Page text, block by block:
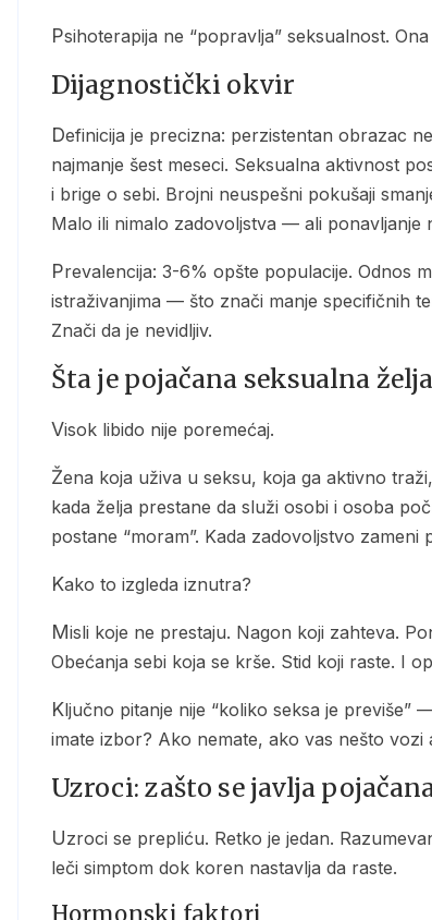
Psihoterapija ne “popravlja” seksualnost.
Dijagnostički okvir
Definicija je precizna: perzistentan obrazac neuspeha u kontroli intenzivnih seksualnih impulsa koji traje
najmanje šest meseci. Seksualna aktivnost
i brige o sebi. Brojni neuspešni pokušaji
Malo ili nimalo zadovoljstva — ali ponavljanje
Prevalencija: 3-6% opšte populacije. Odnos muškaraca i žena približno 4:1. Žene su podzastupljene u
istraživanjima — što znači manje specifičnih
Znači da je nevidljiv.
Šta je pojačana seksualna
Visok libido nije poremećaj.
Žena koja uživa u seksu, koja ga aktivno traži, koja ima bogate fantazije — to je zdravlje. Problem nastaje
kada želja prestane da služi osobi i osoba
postane “moram”. Kada zadovoljstvo zameni
Kako to izgleda iznutra?
Misli koje ne prestaju. Nagon koji zahteva. Ponašanje koje se nastavlja uprkos štetnim posledicama.
Obećanja sebi koja se krše. Stid koji raste. I
Ključno pitanje nije “koliko seksa je previše” — jer ne postoji univerzalna mera. Ključno pitanje je: da li
imate izbor? Ako nemate, ako vas nešto
Uzroci: zašto se javlja
Uzroci se prepliću. Retko je jedan. Razumevanje korena menja sve — jer tretman koji ne adresira uzrok
leči simptom dok koren nastavlja da raste.
Hormonski faktori